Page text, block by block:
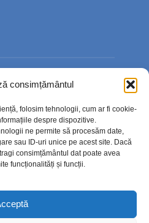
consimțământul
folosim tehnologii, cum ar fi cookie-
despre dispozitive.
ne permite să procesăm date,
sau ID-uri unice pe acest site. Dacă
consimțământul dat poate avea
funcționalități și funcții.